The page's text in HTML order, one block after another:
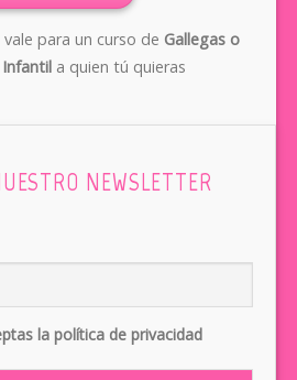
vale para un curso de Gallegas o
Infantila quien tú quieras
NEWSLETTER
la política de privacidad